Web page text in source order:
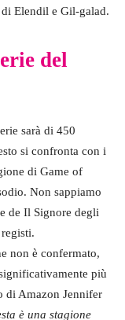
Elendil e Gil-galad.
del
sarà di 450
si confronta con i
di Game of
Non sappiamo
de Il Signore degli
non è confermato,
più
di Amazon Jennifer
è una stagione